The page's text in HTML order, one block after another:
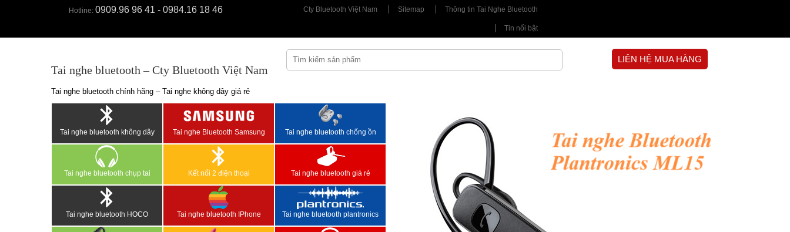
Hotline: 0909.96 96 41 - 0984.16 18 46 Cty Bluetooth Việt Nam Sitemap Thông tin Tai Nghe Bluetooth
Tin nổi bật
Tai nghe bluetooth – Cty Bluetooth Việt Nam
Tai nghe bluetooth chính hãng – Tai nghe không dây giá rẻ
LIÊN HỆ MUA HÀNG
Tai nghe bluetooth không dây Tai nghe Bluetooth Samsung Tai nghe bluetooth chống ồn
Tai nghe bluetooth chụp tai Kết nối 2 điện thoại Tai nghe bluetooth giá rẻ
Tai nghe bluetooth HOCO Tai nghe bluetooth IPhone Tai nghe bluetooth plantronics